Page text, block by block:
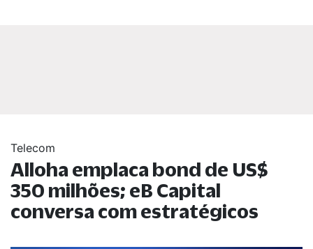
Telecom
Alloha emplaca bond de US$
350 milhões; eB Capital
conversa com estratégicos